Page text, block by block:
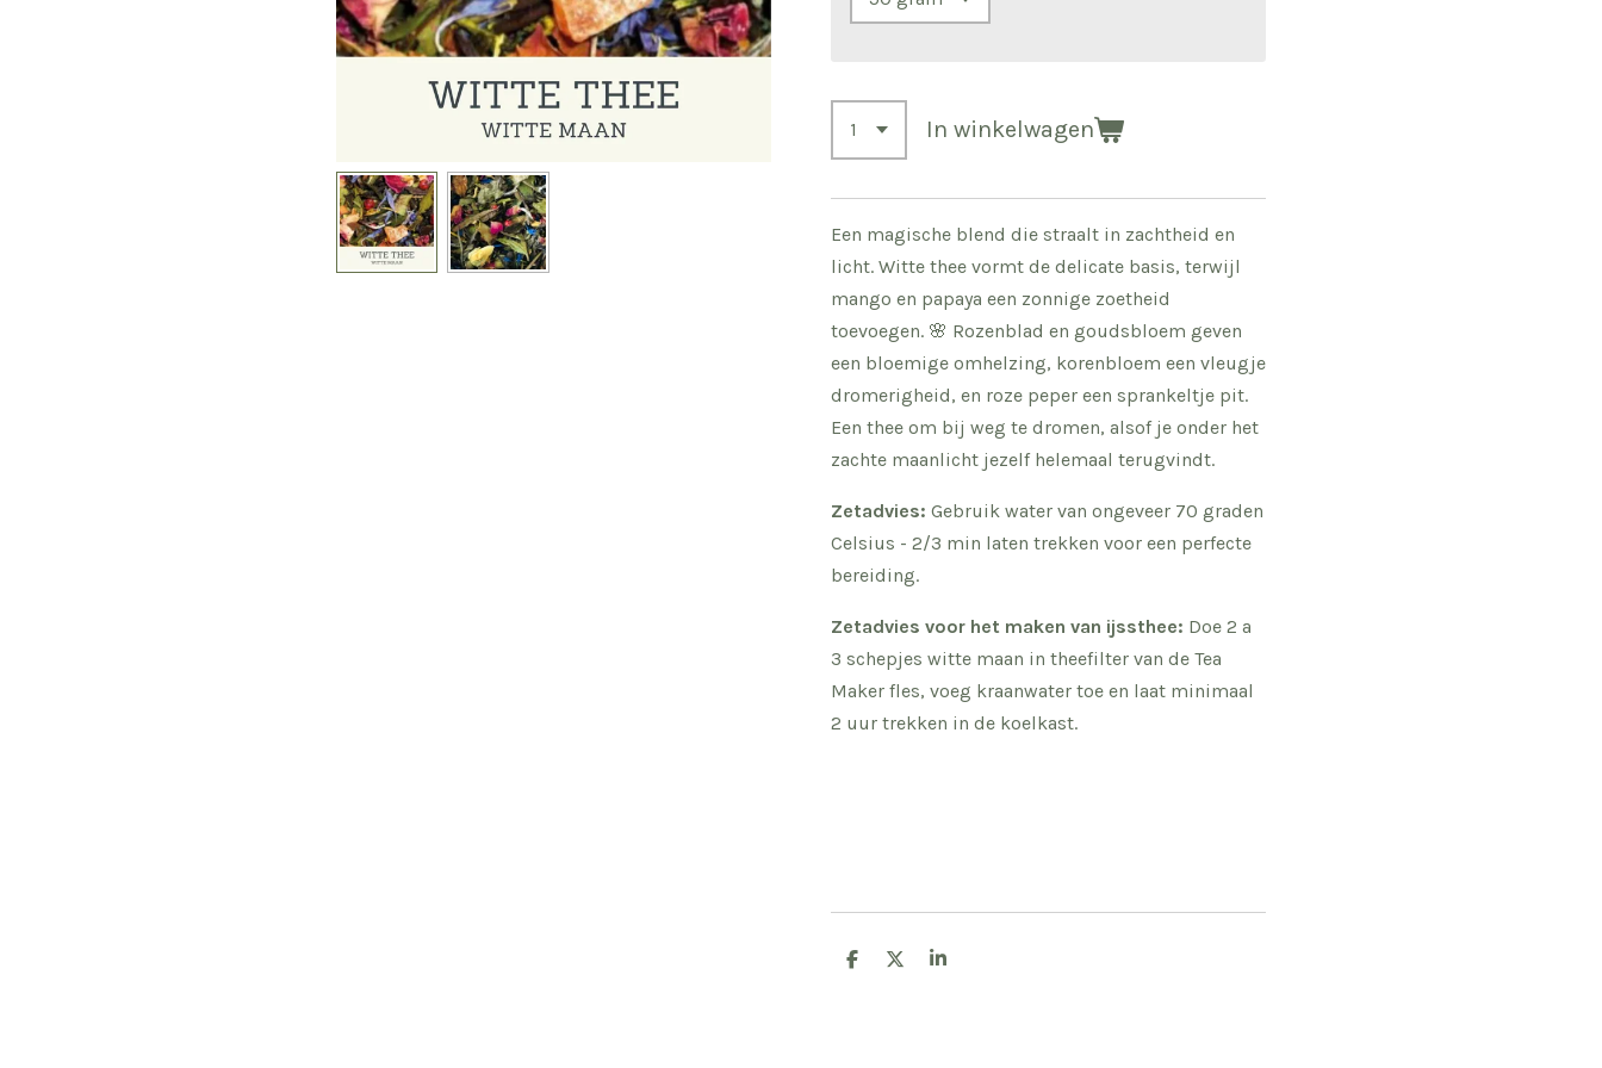
In winkelwagen
Een magische blend die straalt in zachtheid en
licht. Witte thee vormt de delicate basis, terwijl
mango en papaya een zonnige zoetheid
toevoegen. 🌸 Rozenblad en goudsbloem geven
een bloemige omhelzing, korenbloem een vleugje
dromerigheid, en roze peper een sprankeltje pit.
Een thee om bij weg te dromen, alsof je onder het
zachte maanlicht jezelf helemaal terugvindt.
Zetadvies: Gebruik water van ongeveer 70 graden
Celsius - 2/3 min laten trekken voor een perfecte
bereiding.
Zetadvies voor het maken van ijssthee: Doe 2 a
3 schepjes witte maan in theefilter van de Tea
Maker fles, voeg kraanwater toe en laat minimaal
2 uur trekken in de koelkast.
D
D
S